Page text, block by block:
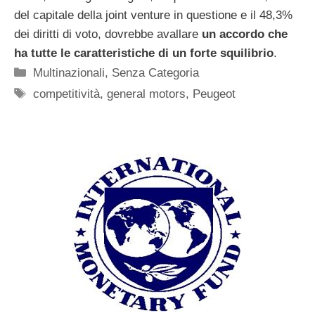
del capitale della joint venture in questione e il 48,3%
dei diritti di voto, dovrebbe avallare un accordo che
ha tutte le caratteristiche di un forte squilibrio.
Categorie
Multinazionali, Senza Categoria
Tag
competitività,general motors, Peugeot